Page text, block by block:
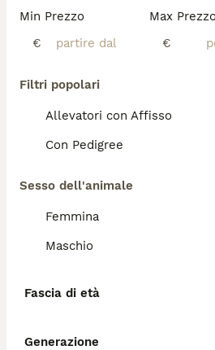
Min Prezzo
€
Max Prezzo
€
Filtri popolari
Allevatori con Affisso
Con Pedigree
Sesso dell'animale
Femmina
Maschio
Fascia di età
Generazione